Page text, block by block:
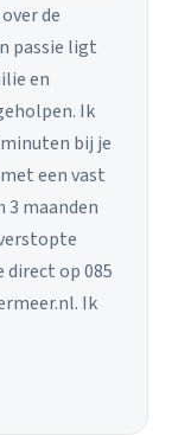
de
passie ligt
en
Ik
bij je
een vast
3 maanden
direct op 085
Ik